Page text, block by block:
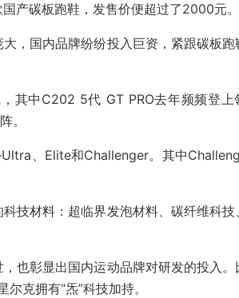
产碳板跑鞋，发售价便超过了2000元。
，国内品牌纷纷投入巨资，紧跟碳板跑
其中C202 5代 GT PRO去年频频登上
。
、Elite和Challenger。其中
技材料：超临界发泡材料、碳纤维科技
也彰显出国内运动品牌对研发的投入。
克拥有“炁”科技加持。